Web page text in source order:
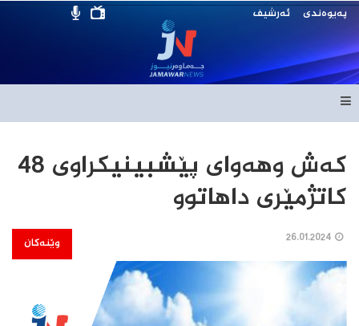
پەیوەندی ئەرشیف
که‌ش وهه‌واى پێشبینیکراوى 48
کاتژمێرى داهاتوو
وێنەکان